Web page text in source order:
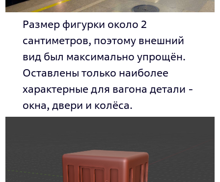
Размер фигурки около 2
сантиметров, поэтому внешний
вид был максимально упрощён.
Оставлены только наиболее
характерные для вагона детали -
окна, двери и колёса.